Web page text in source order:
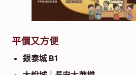
平價又方便
銀泰城 B1